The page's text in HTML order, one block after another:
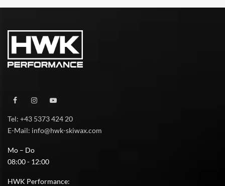
Tel: +43 5373 424 20
E-Mail: info@hwk-skiwax.com
Mo – Do
08:00 - 12:00
HWK Performance: